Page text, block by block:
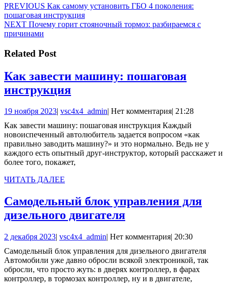
Навигация
по
записям
PREVIOUS Предыдущая
запись:
Как самому установить ГБО 4 поколения:
пошаговая инструкция
NEXT Следующая
запись:
Почему горит стояночный тормоз: разбираемся с
причинами
Related Post
Как завести машину: пошаговая
инструкцияКак
машину:
пошаговая
инструкция
19 ноября 202319
2023
vsc4x4_adminvsc4x4_admin
Нет комментария 21:28
Как завести машину: пошаговая инструкция Каждый
новоиспеченный автолюбитель задается вопросом «как
правильно заводить машину?» и это нормально. Ведь не у
каждого есть опытный друг-инструктор, который расскажет и
более того, покажет,
ЧИТАТЬ ДАЛЕЕ
Самодельный блок управления для
дизельного двигателяСамодельный
управления
для
дизельного
двигателя
2 декабря 20232
2023
| vsc4x4_adminvsc4x4_admin
| Нет комментария| 20:30
Самодельный блок управления для дизельного двигателя
Автомобили уже давно обросли всякой электроникой, так
обросли, что просто жуть: в дверях контроллер, в фарах
контроллер, в тормозах контроллер, ну и в двигателе,